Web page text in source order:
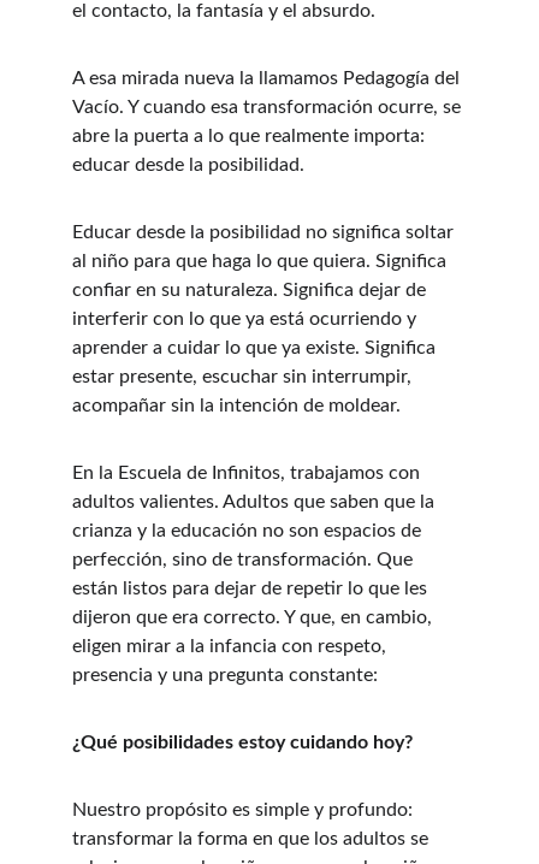
el contacto, la fantasía y el absurdo.
A esa mirada nueva la llamamos Pedagogía del
Vacío. Y cuando esa transformación ocurre, se
abre la puerta a lo que realmente importa:
educar desde la posibilidad.
Educar desde la posibilidad no significa soltar
al niño para que haga lo que quiera. Significa
confiar en su naturaleza. Significa dejar de
interferir con lo que ya está ocurriendo y
aprender a cuidar lo que ya existe. Significa
estar presente, escuchar sin interrumpir,
acompañar sin la intención de moldear.
En la Escuela de Infinitos, trabajamos con
adultos valientes. Adultos que saben que la
crianza y la educación no son espacios de
perfección, sino de transformación. Que
están listos para dejar de repetir lo que les
dijeron que era correcto. Y que, en cambio,
eligen mirar a la infancia con respeto,
presencia y una pregunta constante:
¿Qué posibilidades estoy cuidando hoy?
Nuestro propósito es simple y profundo:
transformar la forma en que los adultos se